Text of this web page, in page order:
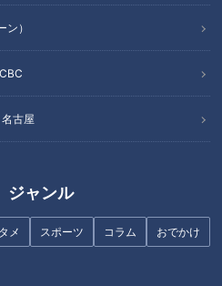
）
古屋
ジャンル
メ スポーツ コラム おでかけ
（４月３０日まで 祇園甲部歌舞
形式の”総踊り”で知られるが、
代を家元にいただく京舞（きょ
しくないようにも思えるが、必
人で舞うという形ですね」（当
いう。